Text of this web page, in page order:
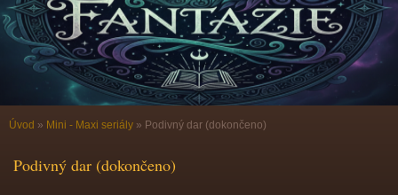
Úvod » Mini - Maxi seriály » Podivný dar (dokončeno)
Podivný dar (dokončeno)